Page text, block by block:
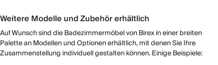
Weitere Modelle und Zubehör erhältlich
Auf Wunsch sind die Badezimmermöbel von Birex in einer breiten
Palette an Modellen und Optionen erhältlich, mit denen Sie Ihre
Zusammenstellung individuell gestalten können. Einige Beispiele: